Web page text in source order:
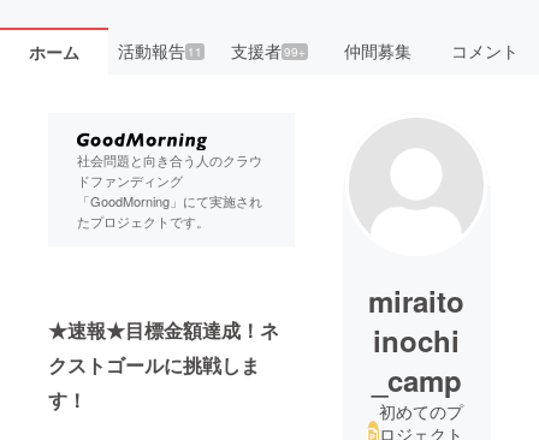
ホーム 活動報告11 支援者99+ 仲間募集 コメント
社会問題と向き合う人のクラウ
ドファンディング
「GoodMorning」にて実施され
たプロジェクトです。
★速報★目標金額達成！ネ
クストゴールに挑戦しま
す！
miraito
inochi
_camp
初めてのプ
ロジェクト